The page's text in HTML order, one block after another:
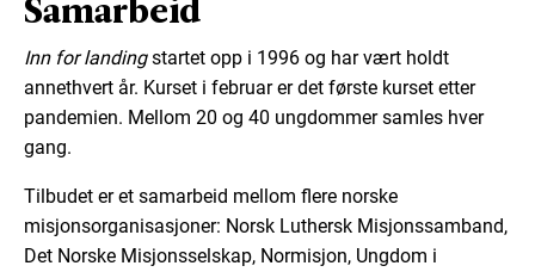
Inn for landingstartet opp i 1996 og har vært holdt
annethvert år. Kurset i februar er det første kurset etter
pandemien. Mellom 20 og 40 ungdommer samles hver
gang.
Tilbudet er et samarbeid mellom flere norske
misjonsorganisasjoner: Norsk Luthersk Misjonssamband,
Det Norske Misjonsselskap, Normisjon, Ungdom i